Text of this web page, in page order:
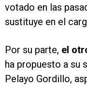
votado en las
sustituye en el
Por su parte, el
ha propuesto a su
Pelayo Gordillo,